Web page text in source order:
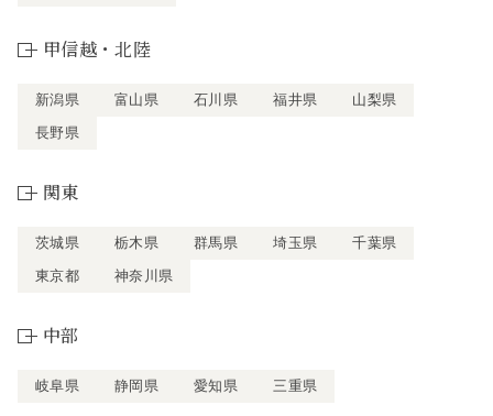
甲信越・北陸
新潟県 富山県 石川県 福井県
山梨県
長野県
関東
茨城県 栃木県 群馬県 埼玉県
千葉県
東京都
神奈川県
中部
岐阜県 静岡県 愛知県 三重県